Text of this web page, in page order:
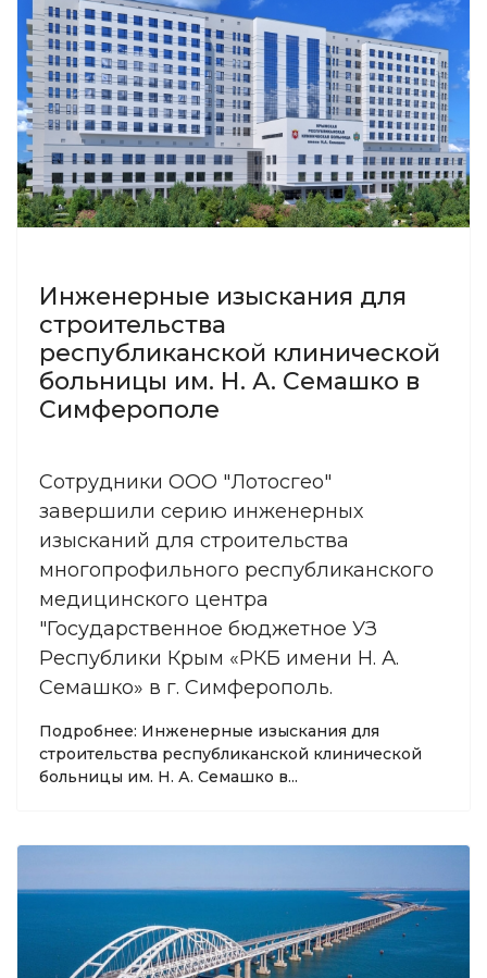
Инженерные изыскания для
строительства
республиканской клинической
больницы им. Н. А. Семашко в
Симферополе
Сотрудники ООО "Лотосгео"
завершили серию инженерных
изысканий для строительства
многопрофильного республиканского
медицинского центра
"Государственное бюджетное УЗ
Республики Крым «РКБ имени Н. А.
Семашко» в г. Симферополь.
Подробнее: Инженерные изыскания для
строительства республиканской клинической
больницы им. Н. А. Семашко в...